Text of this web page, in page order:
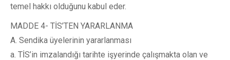
temel hakkı olduğunu kabul eder.
MADDE 4- TİS’TEN YARARLANMA
A. Sendika üyelerinin yararlanması
a. TİS’in imzalandığı tarihte işyerinde çalışmakta olan ve